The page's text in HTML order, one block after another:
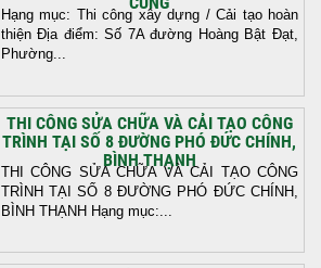
Hạng mục: Thi công xây dựng / Cải tạo hoàn
thiện Địa điểm: Số 7A đường Hoàng Bật Đạt,
Phường...
THI CÔNG SỬA CHỮA VÀ CẢI TẠO CÔNG
TRÌNH TẠI SỐ 8 ĐƯỜNG PHÓ ĐỨC CHÍNH,
BÌNH THẠNH
THI CÔNG SỬA CHỮA VÀ CẢI TẠO CÔNG
TRÌNH TẠI SỐ 8 ĐƯỜNG PHÓ ĐỨC CHÍNH,
BÌNH THẠNH Hạng mục:...